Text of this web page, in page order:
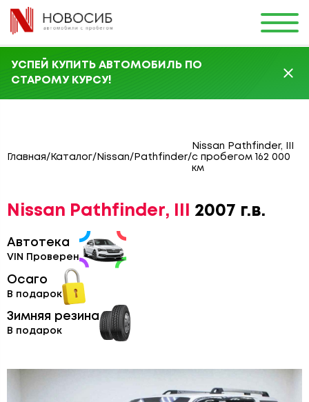
УСПЕЙ КУПИТЬ АВТОМОБИЛЬ ПО
СТАРОМУ КУРСУ!
Главная/ Каталог/ Nissan/ Pathfinder/
Nissan Pathfinder, III
с пробегом 162 000
км
Nissan Pathfinder, III 2007 г.в.
Автотека
VIN Проверен
Осаго
В подарок
Зимняя резина
В подарок